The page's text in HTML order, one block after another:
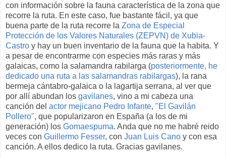
con información sobre la fauna característica de la zona que
recorre la ruta. En este caso, fue bastante fácil, ya que
buena parte de la ruta recorre la Zona de Especial
Protección de los Valores Naturales (ZEPVN) de Xubia-
Castro y hay un buen inventario de la fauna que la habita. Y
a pesar de encontrarme con especies más raras y más
galaicas, como la salamandra rabilarga (posteriormente, he
dedicado una ruta a las salamandras rabilargas), la rana
bermeja cántabro-galaica o la lagartija serrana, al ver que
por allí abundan los gavilanes, vino a mi cabeza una
canción del actor mejicano Pedro Infante, "El Gavilán
Pollero", que popularizaron en España (a los de mi
generación) los Gomaespuma. Anda que no me habré reido
veces con Guillermo Fesser, con Juan Luis Cano y con esa
canción. A ellos dedico la ruta. Gracias gavilanes.